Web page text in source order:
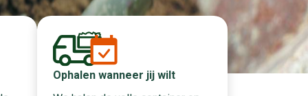
Ophalen wanneer jij wilt